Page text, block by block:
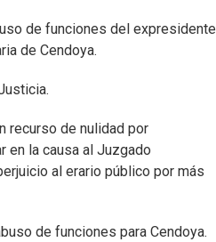
de funciones del expresidente
de Cendoya.
recurso de nulidad por
en la causa al Juzgado
al erario público por más
de funciones para Cendoya.